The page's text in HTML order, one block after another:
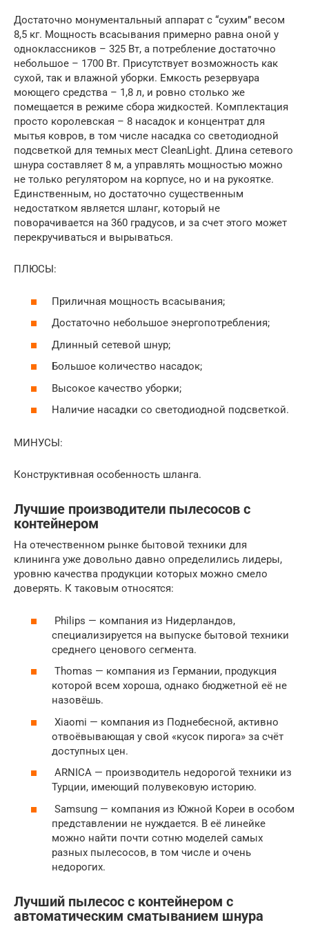
Достаточно монументальный аппарат с “сухим” весом
8,5 кг. Мощность всасывания примерно равна оной у
одноклассников – 325 Вт, а потребление достаточно
небольшое – 1700 Вт. Присутствует возможность как
сухой, так и влажной уборки. Емкость резервуара
моющего средства – 1,8 л, и ровно столько же
помещается в режиме сбора жидкостей. Комплектация
просто королевская – 8 насадок и концентрат для
мытья ковров, в том числе насадка со светодиодной
подсветкой для темных мест CleanLight. Длина сетевого
шнура составляет 8 м, а управлять мощностью можно
не только регулятором на корпусе, но и на рукоятке.
Единственным, но достаточно существенным
недостатком является шланг, который не
поворачивается на 360 градусов, и за счет этого может
перекручиваться и вырываться.
ПЛЮСЫ:
Приличная мощность всасывания;
Достаточно небольшое энергопотребления;
Длинный сетевой шнур;
Большое количество насадок;
Высокое качество уборки;
Наличие насадки со светодиодной подсветкой.
МИНУСЫ:
Конструктивная особенность шланга.
Лучшие производители пылесосов с
контейнером
На отечественном рынке бытовой техники для
клининга уже довольно давно определились лидеры,
уровню качества продукции которых можно смело
доверять. К таковым относятся:
Philips — компания из Нидерландов,
специализируется на выпуске бытовой техники
среднего ценового сегмента.
Thomas — компания из Германии, продукция
которой всем хороша, однако бюджетной её не
назовёшь.
Xiaomi — компания из Поднебесной, активно
отвоёвывающая у свой «кусок пирога» за счёт
доступных цен.
ARNICA — производитель недорогой техники из
Турции, имеющий полувековую историю.
Samsung — компания из Южной Кореи в особом
представлении не нуждается. В её линейке
можно найти почти сотню моделей самых
разных пылесосов, в том числе и очень
недорогих.
Лучший пылесос с контейнером с
автоматическим сматыванием шнура